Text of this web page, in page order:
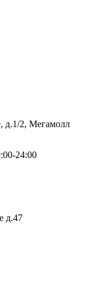
д.1/2, Мегамолл
24:00
д.47